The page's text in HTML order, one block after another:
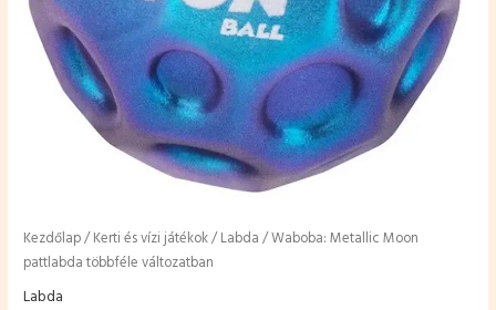
Kezdőlap/Kerti és vízi játékok/Labda / Waboba: Metallic Moon
pattlabda többféle változatban
Labda